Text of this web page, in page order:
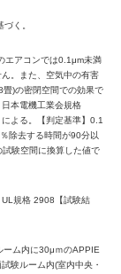
く。
エアコンでは0.1μm未満
。また、空気中の有害
畳)の密閉空間での効果で
本電機工業会規格
よる。【判定基準】0.1
除去する時間が90分以
試験空間に換算した値で
規格 2908【試験結
ーム内に30μｍのAPPIE
験ルーム内(室内中央・